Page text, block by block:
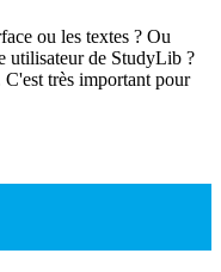
ou les textes ? Ou
utilisateur de StudyLib ?
très important pour